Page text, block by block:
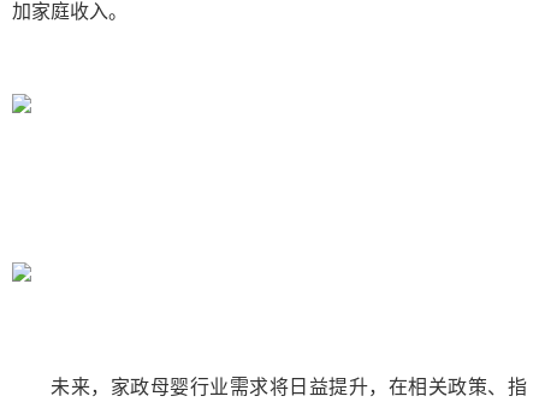
加家庭收入。
未来，家政母婴行业需求将日益提升，在相关政策、指